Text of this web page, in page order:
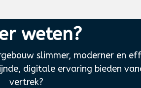
weten?
slimmer, moderner en
digitale ervaring bieden
vertrek?